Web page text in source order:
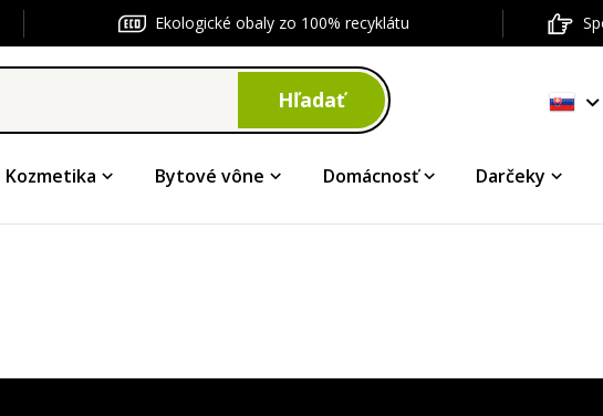
Ekologické obaly zo 100% recyklátu
Hľadať
Kozmetika Bytové vône Domácnosť Darčeky